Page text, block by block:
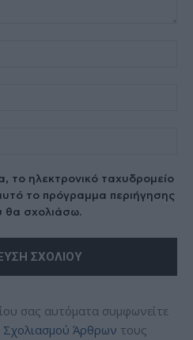
το ηλεκτρονικό ταχυδρομείο
το πρόγραμμα περιήγησης
θα σχολιάσω.
σας αυτόματα συμφωνείτε
Σχολιασμού Άρθρων τους